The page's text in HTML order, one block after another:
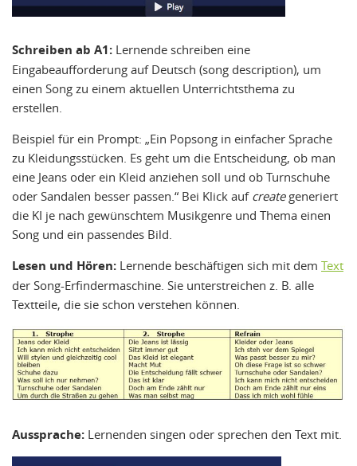
Schreiben ab A1: Lernende schreiben eine
Eingabeaufforderung auf Deutsch (song description), um
einen Song zu einem aktuellen Unterrichtsthema zu
erstellen.
Beispiel für ein Prompt: „Ein Popsong in einfacher Sprache
zu Kleidungsstücken. Es geht um die Entscheidung, ob man
eine Jeans oder ein Kleid anziehen soll und ob Turnschuhe
oder Sandalen besser passen.“ Bei Klick auf creategeneriert
die KI je nach gewünschtem Musikgenre und Thema einen
Song und ein passendes Bild.
Lesen und Hören: Lernende beschäftigen sich mit dem Text
der Song-Erfindermaschine. Sie unterstreichen z. B. alle
Textteile, die sie schon verstehen können.
Aussprache: Lernenden singen oder sprechen den Text mit.